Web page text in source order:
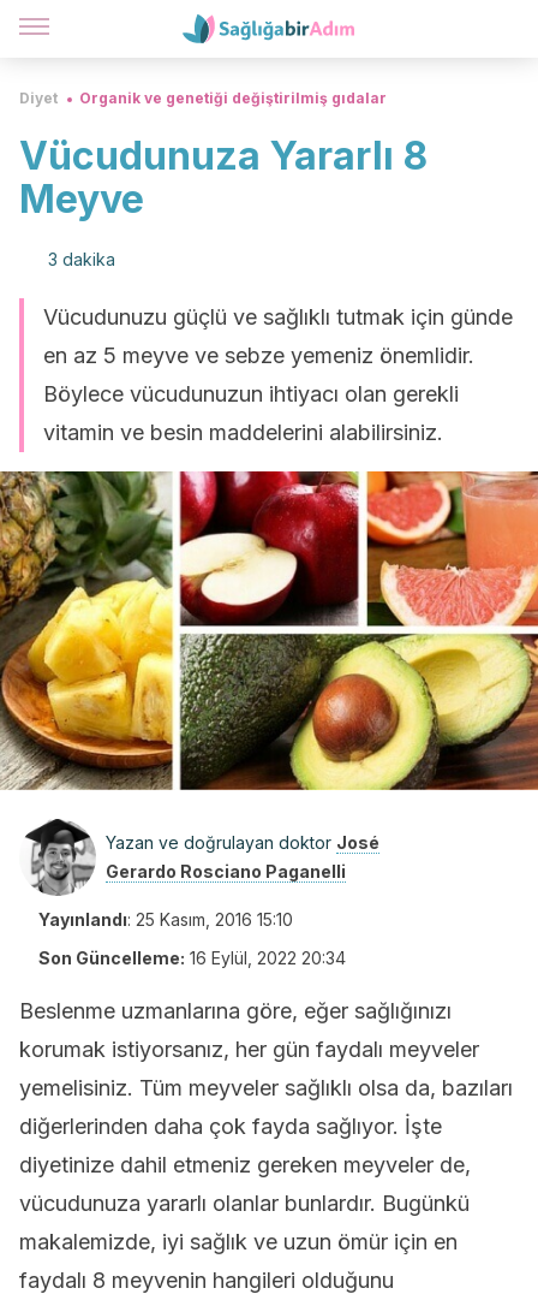
Diyet Organik ve genetiği değiştirilmiş gıdalar
Vücudunuza Yararlı 8
Meyve
3 dakika
Vücudunuzu güçlü ve sağlıklı tutmak için günde
en az 5 meyve ve sebze yemeniz önemlidir.
Böylece vücudunuzun ihtiyacı olan gerekli
vitamin ve besin maddelerini alabilirsiniz.
Yazan ve doğrulayan doktor José
Gerardo Rosciano Paganelli
Yayınlandı: 25 Kasım, 2016 15:10
Son Güncelleme: 16 Eylül, 2022 20:34
Beslenme uzmanlarına göre, eğer sağlığınızı
korumak istiyorsanız, her gün faydalı meyveler
yemelisiniz. Tüm meyveler sağlıklı olsa da, bazıları
diğerlerinden daha çok fayda sağlıyor. İşte
diyetinize dahil etmeniz gereken meyveler de,
vücudunuza yararlı olanlar bunlardır. Bugünkü
makalemizde, iyi sağlık ve uzun ömür için en
faydalı 8 meyvenin hangileri olduğunu